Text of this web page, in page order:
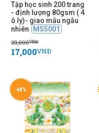
Tập học sinh 200 trang
- định lượng 80gsm ( 4
ô ly)- giao mẫu ngẫu
nhiên
MS5001
20,000VNĐ
17,000VNĐ
-48%